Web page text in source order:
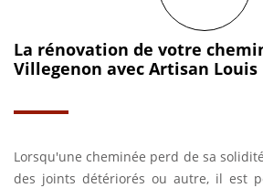
La rénovation de votre
Villegenon avec Artisan Louis
Lorsqu'une cheminée perd de sa
des joints détériorés ou autre, il est